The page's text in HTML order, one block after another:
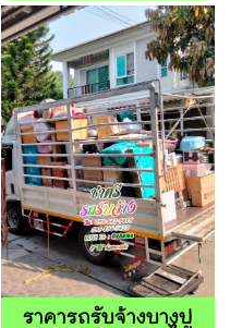
ราคารถรับจ้างบางปู